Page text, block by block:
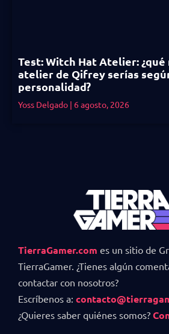
Test: Witch Hat Atelier: ¿qué
atelier de Qifrey serías
personalidad?
Yoss Delgado 6 agosto, 2026
TierraGamer.com es un sitio de
TierraGamer. ¿Tienes algún
contactar con nosotros?
Escríbenos a:
¿Quieres saber quiénes somos?